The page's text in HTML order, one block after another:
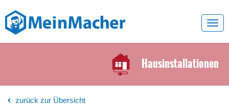
Hausinstallationen
zurück zur Übersicht